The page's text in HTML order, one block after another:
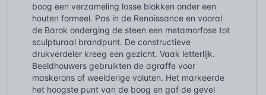
boog een verzameling losse blokken onder een
houten formeel. Pas in de Renaissance en vooral
de Barok onderging de steen een metamorfose tot
sculpturaal brandpunt. De constructieve
drukverdeler kreeg een gezicht. Vaak letterlijk.
Beeldhouwers gebruikten de agraffe voor
maskerons of weelderige voluten. Het markeerde
het hoogste punt van de boog en gaf de gevel